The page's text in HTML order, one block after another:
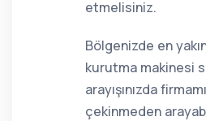
etmelisiniz.
Bölgenizde en
kurutma makinesi
arayışınızda
çekinmeden